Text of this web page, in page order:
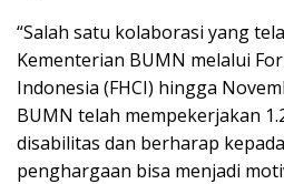
“Salah satu kolaborasi yang
Kementerian BUMN melalui
Indonesia (FHCI) hingga
BUMN telah mempekerjakan
disabilitas dan berharap
penghargaan bisa menjadi